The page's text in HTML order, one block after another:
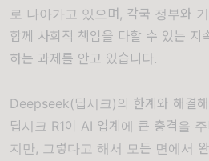
로 나아가고 있으며, 각국 정부와
함께 사회적 책임을 다할 수 있는 지
하는 과제를 안고 있습니다.
Deepseek(딥시크)의 한계와 해결
딥시크 R1이 AI 업계에 큰 충격을
지만, 그렇다고 해서 모든 면에서